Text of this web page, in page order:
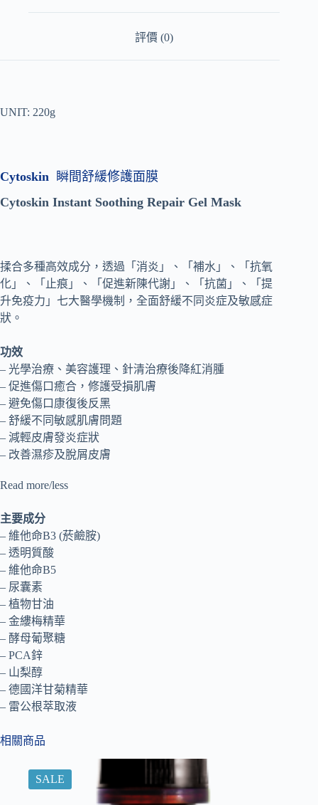
評價 (0)
UNIT: 220g
Cytoskin 瞬間舒緩修護面膜
Cytoskin Instant Soothing Repair Gel Mask
揉合多種高效成分，透過「消炎」、「補水」、「抗氧
化」、「止痕」、「促進新陳代謝」、「抗菌」、「提
升免疫力」七大醫學機制，全面舒緩不同炎症及敏感症
狀。
功效
– 光學治療、美容護理、針清治療後降紅消腫
– 促進傷口癒合，修護受損肌膚
– 避免傷口康復後反黑
– 舒緩不同敏感肌膚問題
– 減輕皮膚發炎症狀
– 改善濕疹及脫屑皮膚
Read more/less
主要成分
– 維他命B3 (菸鹼胺)
– 透明質酸
– 維他命B5
– 尿囊素
– 植物甘油
– 金縷梅精華
– 酵母葡聚糖
– PCA鋅
– 山梨醇
– 德國洋甘菊精華
– 雷公根萃取液
相關商品
SALE